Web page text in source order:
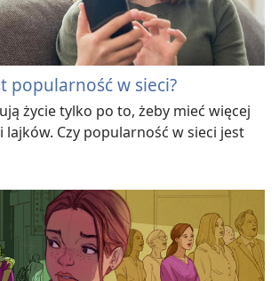
popularność w sieci?
życie tylko po to, żeby mieć więcej
lajków. Czy popularność w sieci jest